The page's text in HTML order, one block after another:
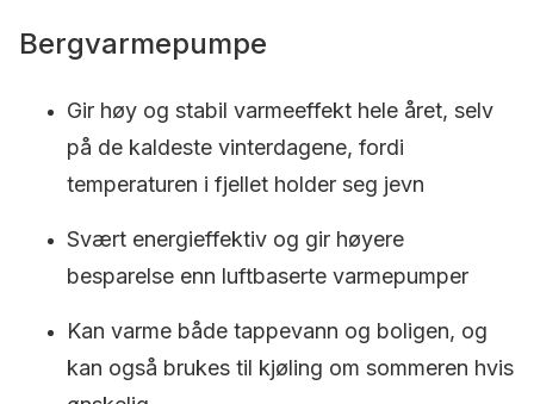
Bergvarmepumpe
Gir høy og stabil varmeeffekt hele året, selv
på de kaldeste vinterdagene, fordi
temperaturen i fjellet holder seg jevn
Svært energieffektiv og gir høyere
besparelse enn luftbaserte varmepumper
Kan varme både tappevann og boligen, og
kan også brukes til kjøling om sommeren hvis